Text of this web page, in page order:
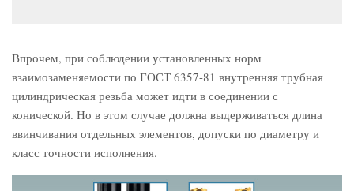
Впрочем, при соблюдении установленных норм
взаимозаменяемости по ГОСТ 6357-81 внутренняя трубная
цилиндрическая резьба может идти в соединении с
конической. Но в этом случае должна выдерживаться длина
ввинчивания отдельных элементов, допуски по диаметру и
класс точности исполнения.